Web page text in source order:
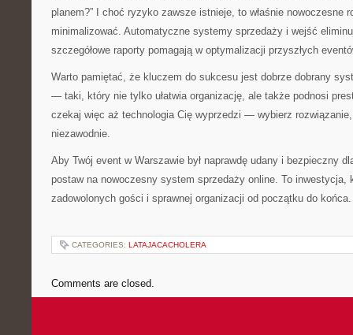
planem?” I choć ryzyko zawsze istnieje, to właśnie nowoczesne
minimalizować. Automatyczne systemy sprzedaży i wejść
szczegółowe raporty pomagają w optymalizacji przyszłych
Warto pamiętać, że kluczem do sukcesu jest dobrze dobrany
— taki, który nie tylko ułatwia organizację, ale także podnosi
czekaj więc aż technologia Cię wyprzedzi — wybierz
niezawodnie.
Aby Twój event w Warszawie był naprawdę udany i bezpieczny
postaw na nowoczesny system sprzedaży online. To inwestycja,
zadowolonych gości i sprawnej organizacji od początku do końca.
CATEGORIES: LATAJACACHOLERA
Comments are closed.